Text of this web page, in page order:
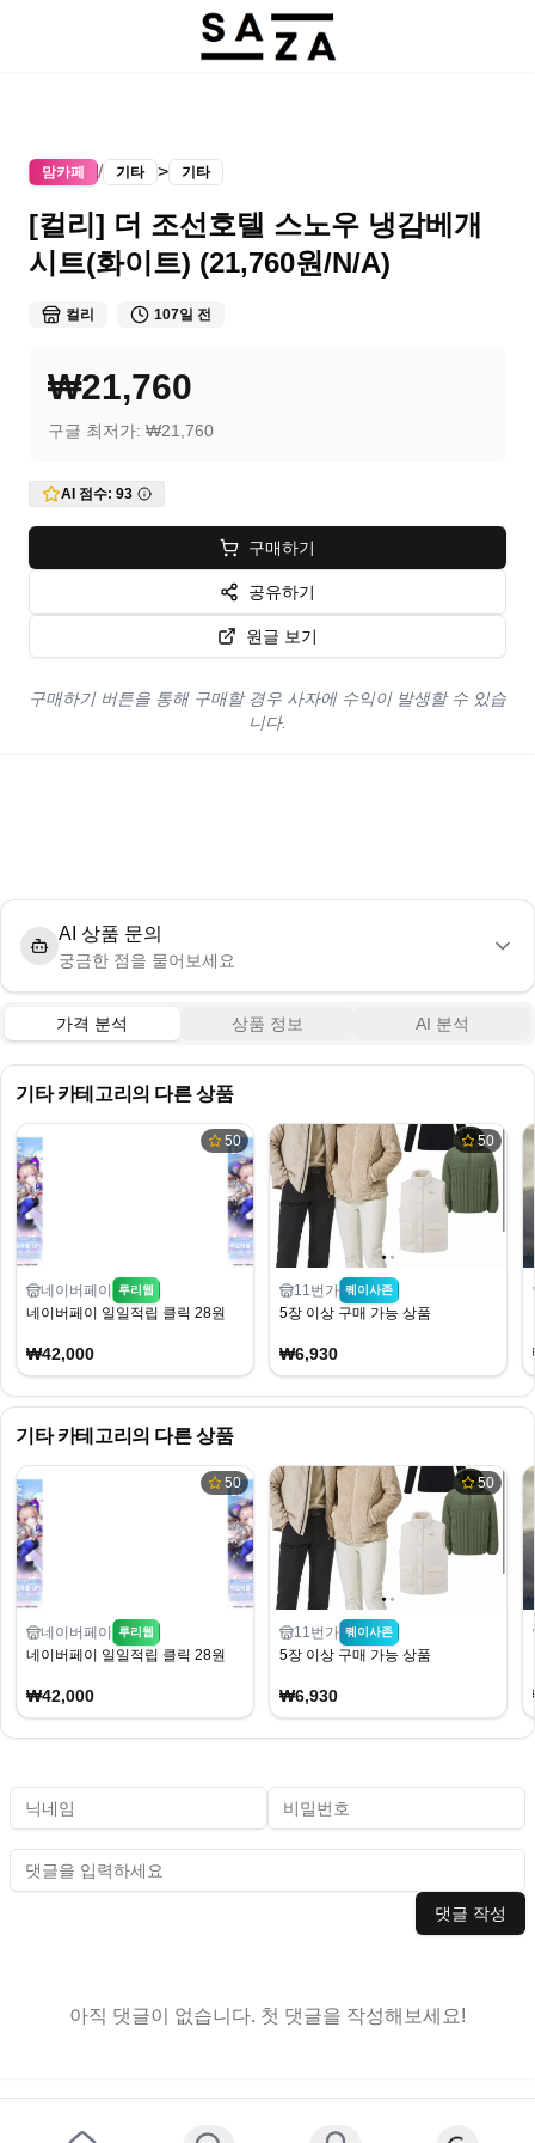
맘카페 / 기타 > 기타
[컬리] 더 조선호텔 스노우 냉감베개
시트(화이트) (21,760원/N/A)
컬리 107일 전
₩21,760
구글 최저가: ₩21,760
AI 점수: 93
구매하기
공유하기
원글 보기
구매하기 버튼을 통해 구매할 경우 사자에 수익이 발생할 수 있습
니다.
AI 상품 문의
궁금한 점을 물어보세요
가격 분석 상품 정보 AI 분석
기타카테고리의 다른 상품
50
네이버페이 루리웹
네이버페이 일일적립 클릭 28원
₩42,000
50
11번가 퀘이사존
5장 이상 구매 가능 상품
₩6,930
기타카테고리의 다른 상품
50
네이버페이 루리웹
네이버페이 일일적립 클릭 28원
₩42,000
50
11번가 퀘이사존
5장 이상 구매 가능 상품
₩6,930
댓글 작성
아직 댓글이 없습니다. 첫 댓글을 작성해보세요!